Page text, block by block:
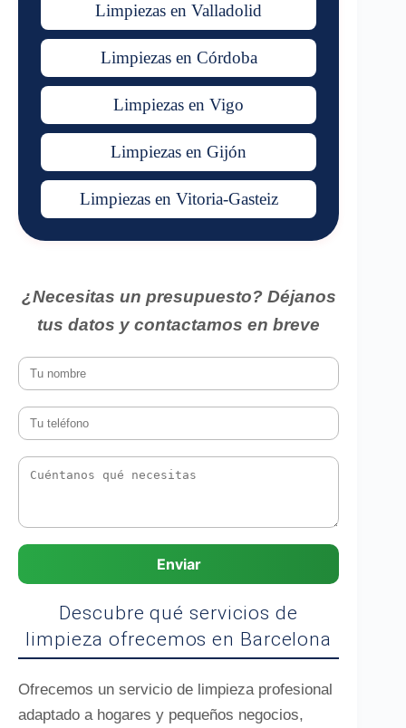
Limpiezas en Valladolid
Limpiezas en Córdoba
Limpiezas en Vigo
Limpiezas en Gijón
Limpiezas en Vitoria-Gasteiz
¿Necesitas un presupuesto? Déjanos
tus datos y contactamos en breve
Enviar
Descubre qué servicios de
limpieza ofrecemos en Barcelona
Ofrecemos un servicio de limpieza profesional
adaptado a hogares y pequeños negocios,